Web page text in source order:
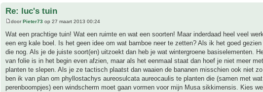
Re: luc's tuin
doorPieter73 op 27 maart 2013 00:24
Wat een prachtige tuin! Wat een ruimte en wat een soorten! Maar inderdaad heel veel
een erg kale boel. Is het geen idee om wat bamboe neer te zetten? Als ik het goed
die nog. Als je de juiste soort(en) uitzoekt dan heb je wat wintergroene basiselementen.
van folie is in het begin even afzien, maar als het eenmaal staat dan hoef je niet meer
planten te slepen. Als je ze tactisch plaatst dan waaien de bananen misschien ook niet
ben ik van plan om phyllostachys aureosulcata aureocaulis te planten die (samen met
perenboompjes) een windscherm moet gaan vormen voor mijn Musa sikkimensis. Kies